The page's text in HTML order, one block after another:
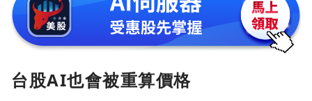
台股AI也會被重算價格